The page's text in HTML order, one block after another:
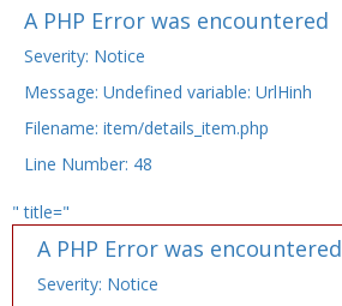
A PHP Error was encountered
Severity: Notice
Message: Undefined variable: UrlHinh
Filename: item/details_item.php
Line Number: 48
" title="
A PHP Error was encountered
Severity: Notice